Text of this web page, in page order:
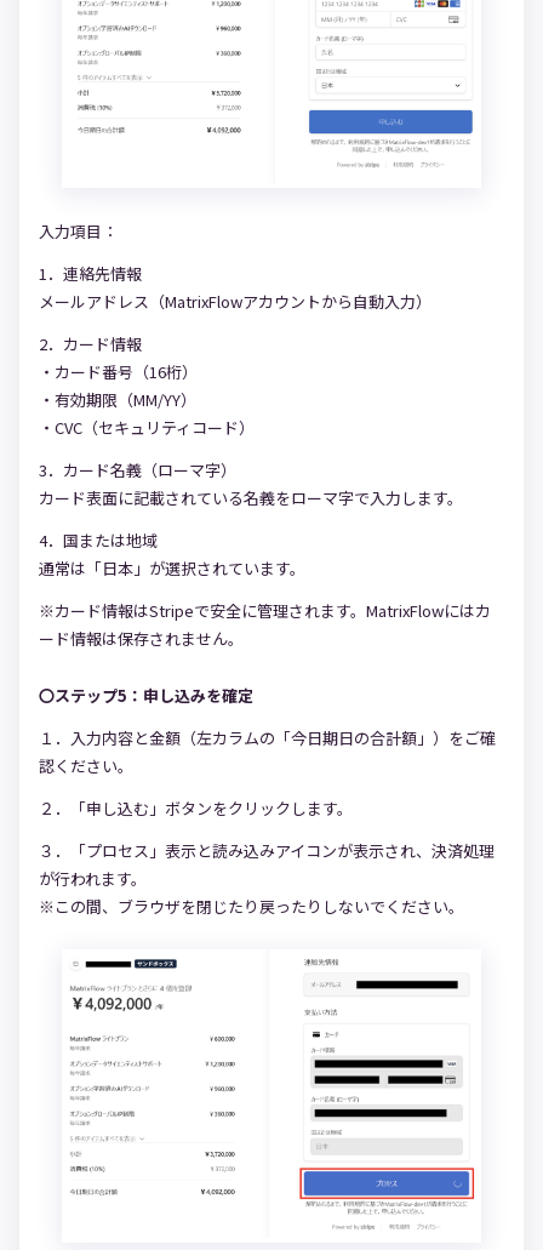
入力項目：
1．連絡先情報
メールアドレス（MatrixFlowアカウントから自動入力）
2．カード情報
・カード番号（16桁）
・有効期限（MM/YY）
・CVC（セキュリティコード）
3．カード名義（ローマ字）
カード表面に記載されている名義をローマ字で入力します。
4．国または地域
通常は「日本」が選択されています。
※カード情報はStripeで安全に管理されます。MatrixFlowにはカ
ード情報は保存されません。
〇ステップ5：申し込みを確定
１．入力内容と金額（左カラムの「今日期日の合計額」）をご確
認ください。
２．「申し込む」ボタンをクリックします。
３．「プロセス」表示と読み込みアイコンが表示され、決済処理
が行われます。
※この間、ブラウザを閉じたり戻ったりしないでください。